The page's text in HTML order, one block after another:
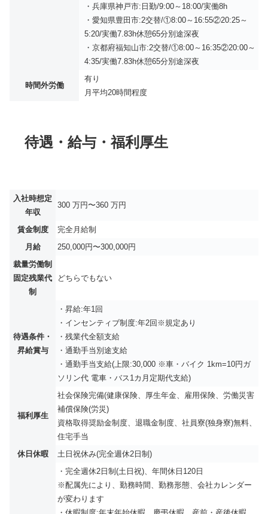
・兵庫県神戸市:日勤/9:00～18:00/実働8h
・愛知県豊田市:2交替/①8:00～16:55②20:25～
5:20/実働7.83h休憩65分別途深夜
・京都府福知山市:2交替/①8:00～16:35②20:00～
4:35/実働7.83h休憩65分別途深夜
時間外労働
有り
月平均20時間程度
待遇・給与・福利厚生
入社時想定
年収
300 万円〜360 万円
賃金制度
完全月給制
月給
250,000円〜300,000円
裁量労働制
固定残業代
制
どちらでもない
待遇条件・
昇給賞与
・昇給:年1回
・インセンティブ制度:年2回※規定あり
・残業代全額支給
・通勤手当別途支給
・通勤手当支給(上限:30,000 ※車・バイク 1km=10円ガ
ソリン代 電車・バス1カ月定期代支給)
福利厚生
社会保険完備(健康保険、厚生年金、雇用保険、労働災害
補償保険(労災)
資格取得奨励金制度、退職金制度、社員寮(独身寮)無料、
住宅手当
休日休暇
土日祝休み(完全週休2日制)
・完全週休2日制(土日祝)、年間休日120日
※配属先により、勤務時間、勤務形態、会社カレンダー
が変わります